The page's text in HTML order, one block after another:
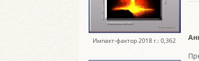
Импакт-фактор 2018 г.: 0,362